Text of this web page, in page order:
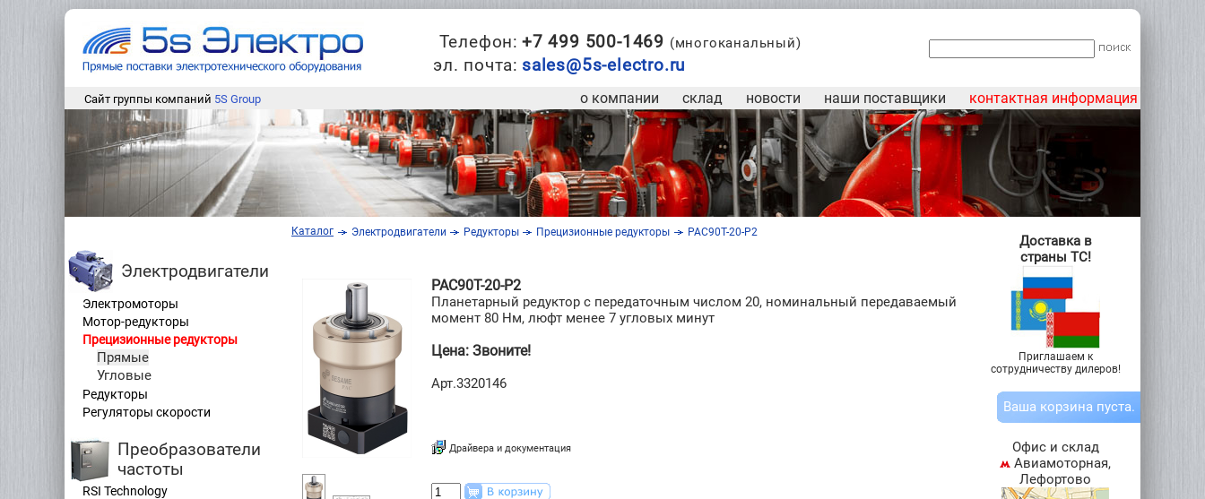
Телефон: +7 499 500-1469 (многоканальный)
эл. почта: sales@5s-electro.ru
Сайт группы компаний 5S Group о компании склад новости наши поставщики контактная информация
Доставка в
страны ТС!
Приглашаем к
сотрудничеству дилеров!
Ваша корзинапуста.
Офис и склад
Авиамоторная,
Лефортово
Электродвигатели
Электромоторы
Мотор-редукторы
Прецизионные редукторы
Прямые
Угловые
Редукторы
Регуляторы скорости
Преобразователи
частоты
RSI Technology
Каталог Электродвигатели Редукторы Прецизионные редукторы PAC90T-20-P2
PAC90T-20-P2
Планетарный редуктор с передаточным числом 20, номинальный передаваемый
момент 80 Нм, люфт менее 7 угловых минут
Цена: Звоните!
Арт.3320146
Драйвера и документация